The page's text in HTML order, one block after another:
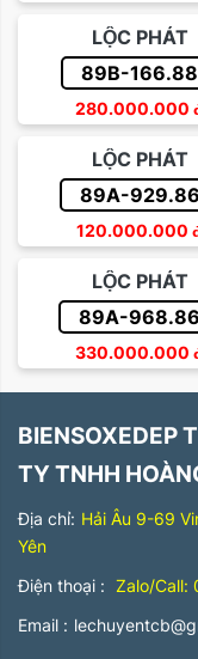
LỘC PHÁT
89B-166.88
280.000.000
LỘC PHÁT
89A-929.86
120.000.000
LỘC PHÁT
89A-968.86
330.000.000
BIENSOXEDEP
TY TNHH
Địa chỉ: Hải Âu 9-69
Yên
Điện thoại : Zalo/Call:
Email :